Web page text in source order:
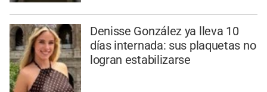
Denisse González ya lleva 10
días internada: sus plaquetas no
logran estabilizarse